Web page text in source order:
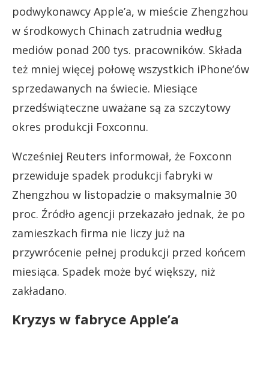
podwykonawcy Apple’a, w mieście Zhengzhou
w środkowych Chinach zatrudnia według
mediów ponad 200 tys. pracowników. Składa
też mniej więcej połowę wszystkich iPhone’ów
sprzedawanych na świecie. Miesiące
przedświąteczne uważane są za szczytowy
okres produkcji Foxconnu.
Wcześniej Reuters informował, że Foxconn
przewiduje spadek produkcji fabryki w
Zhengzhou w listopadzie o maksymalnie 30
proc. Źródło agencji przekazało jednak, że po
zamieszkach firma nie liczy już na
przywrócenie pełnej produkcji przed końcem
miesiąca. Spadek może być większy, niż
zakładano.
Kryzys w fabryce Apple’a